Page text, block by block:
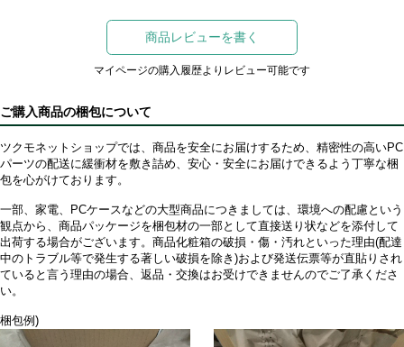
商品レビューを書く
マイページの購入履歴よりレビュー可能です
ご購入商品の梱包について
ツクモネットショップでは、商品を安全にお届けするため、精密性の高いPC
パーツの配送に緩衝材を敷き詰め、安心・安全にお届けできるよう丁寧な梱
包を心がけております。
一部、家電、PCケースなどの大型商品につきましては、環境への配慮という
観点から、商品パッケージを梱包材の一部として直接送り状などを添付して
出荷する場合がございます。商品化粧箱の破損・傷・汚れといった理由(配達
中のトラブル等で発生する著しい破損を除き)および発送伝票等が直貼りされ
ていると言う理由の場合、返品・交換はお受けできませんのでご了承くださ
い。
梱包例)